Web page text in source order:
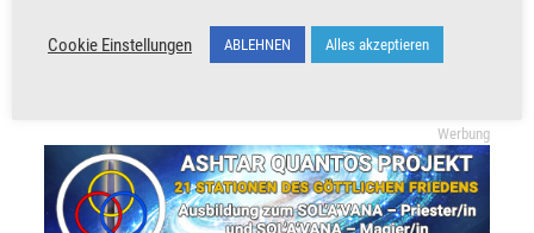
Werbung
Cookie Einstellungen ABLEHNEN Alles akzeptieren